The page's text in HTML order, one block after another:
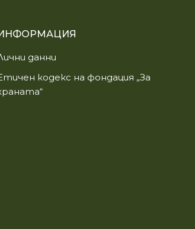
данни
кодекс на фондация „За